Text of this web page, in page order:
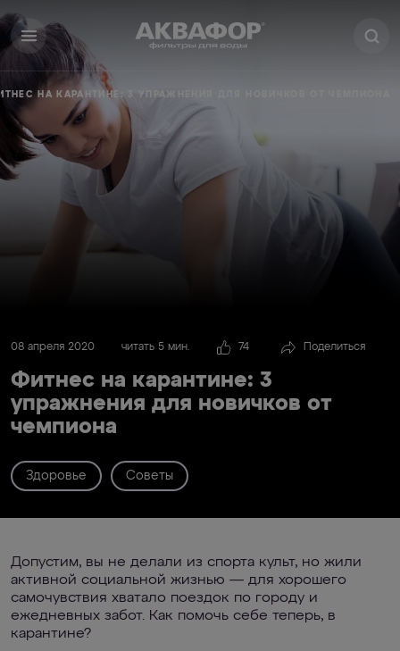
НА КАРАНТИНЕ: 3 УПРАЖНЕНИЯ ДЛЯ НОВИЧКОВ ОТ ЧЕМПИОНА
08 апреля 2020 читать 5 мин. 74 Поделиться
Фитнес на карантине: 3
упражнения для новичков от
чемпиона
Здоровье Советы
Допустим, вы не делали из спорта культ, но жили
активной социальной жизнью — для хорошего
самочувствия хватало поездок по городу и
ежедневных забот. Как помочь себе теперь, в
карантине?